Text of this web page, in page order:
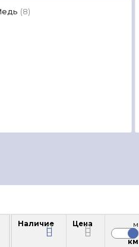
(8)
Наличие Цена м
км
Наличие Цена